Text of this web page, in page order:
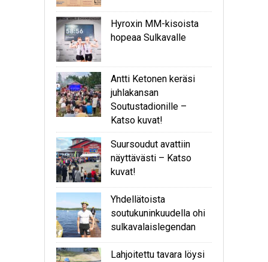
Hyroxin MM-kisoista
hopeaa Sulkavalle
Antti Ketonen keräsi
juhlakansan
Soutustadionille –
Katso kuvat!
Suursoudut avattiin
näyttävästi – Katso
kuvat!
Yhdellätoista
soutukuninkuudella ohi
sulkavalaislegendan
Lahjoitettu tavara löysi